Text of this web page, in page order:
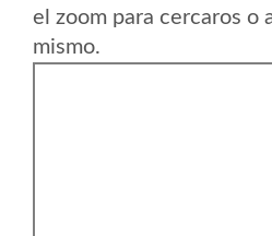
el zoom para cercaros o
mismo.